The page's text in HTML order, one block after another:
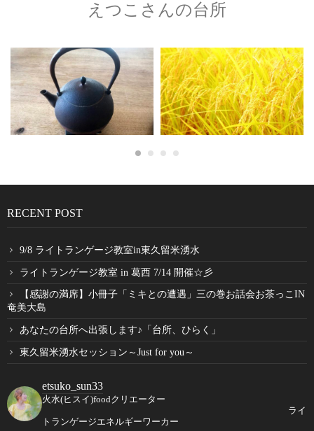
えつこさんの台所
RECENT POST
9/8 ライトランゲージ教室in東久留米湧水
ライトランゲージ教室 in 葛西 7/14 開催☆彡
【感謝の満席】小冊子「ミキとの遭遇」三の巻お話会お茶っこIN
奄美大島
あなたの台所へ出張します♪「台所、ひらく」
東久留米湧水セッション～Just for you～
etsuko_sun33
火水(ヒスイ)foodクリエーター
ライ
トランゲージエネルギーワーカー